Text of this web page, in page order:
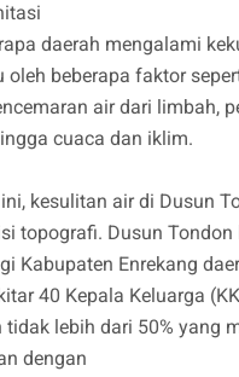
daerah mengalami
oleh beberapa faktor
air dari limbah,
cuaca dan iklim.
kesulitan air di Dusun
topografi. Dusun Tondon
Kabupaten Enrekang
40 Kepala Keluarga
tidak lebih dari 50% yang
dengan